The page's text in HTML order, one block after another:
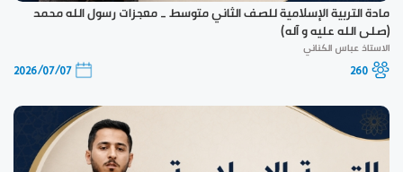
مادة التربية الإسلامية للصف الثاني متوسط _ معجزات رسول الله محمد
(صلى الله عليه و آله)
الاستاذ عباس الكناني
260
2026/07/07